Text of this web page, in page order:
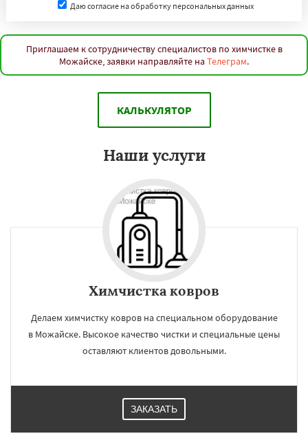
Даю согласие на обработку персональных данных
Приглашаем к сотрудничеству специалистов по химчистке в
Можайске, заявки направляйте на Телеграм.
КАЛЬКУЛЯТОР
Наши услуги
Химчистка ковров
Делаем химчистку ковров на специальном оборудование
в Можайске. Высокое качество чистки и специальные цены
оставляют клиентов довольными.
ЗАКАЗАТЬ